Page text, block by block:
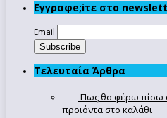
Εγγραφe;iτε στο
Email
Τελευταία Άρθρα
Πως θα φέρω πίσω
προϊόντα στο καλάθι